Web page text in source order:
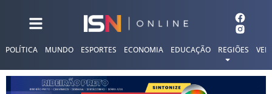
POLÍTICA MUNDO ESPORTES ECONOMIA EDUCAÇÃO REGIÕES